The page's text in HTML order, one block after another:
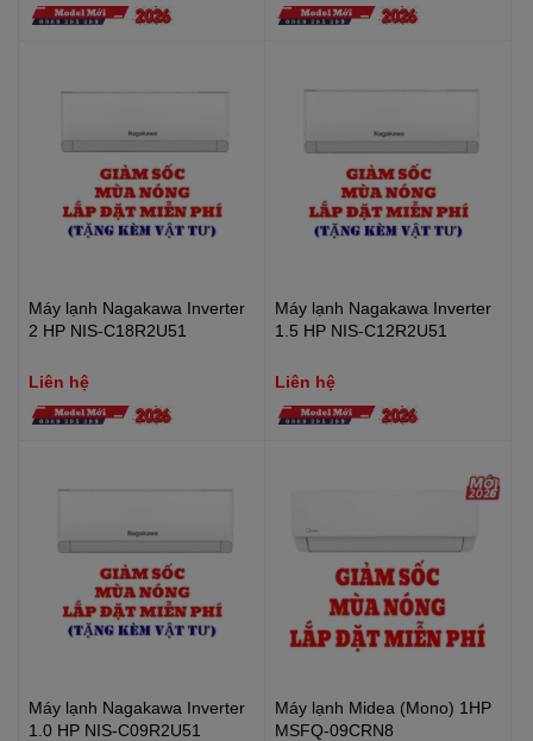
Máy lạnh Nagakawa Inverter
2 HP NIS-C18R2U51
Liên hệ
Máy lạnh Nagakawa Inverter
1.5 HP NIS-C12R2U51
Liên hệ
Máy lạnh Nagakawa Inverter
1.0 HP NIS-C09R2U51
Máy lạnh Midea (Mono) 1HP
MSFQ-09CRN8